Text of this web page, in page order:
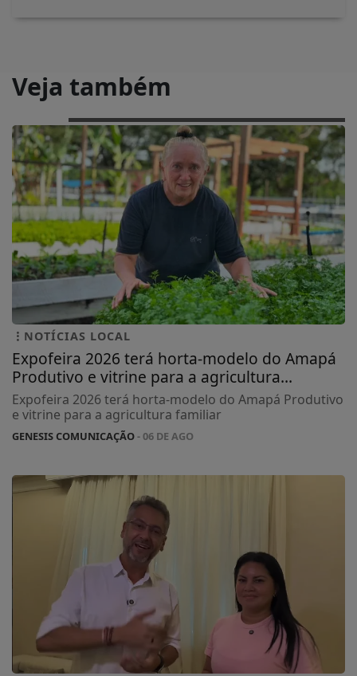
Veja também
NOTÍCIAS LOCAL
Expofeira 2026 terá horta-modelo do Amapá
Produtivo e vitrine para a agricultura...
Expofeira 2026 terá horta-modelo do Amapá Produtivo
e vitrine para a agricultura familiar
GENESIS COMUNICAÇÃO- 06 DE AGO